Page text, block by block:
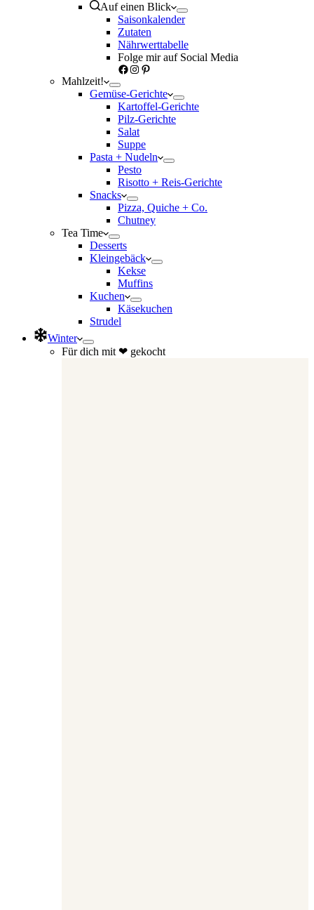
Auf einen Blick
Saisonkalender
Zutaten
Nährwerttabelle
Folge mir auf Social Media
Facebook
Instagram
Pinterest
Mahlzeit!
Gemüse-Gerichte
Kartoffel-Gerichte
Pilz-Gerichte
Salat
Suppe
Pasta + Nudeln
Pesto
Risotto + Reis-Gerichte
Snacks
Pizza, Quiche + Co.
Chutney
Tea Time
Desserts
Kleingebäck
Kekse
Muffins
Kuchen
Käsekuchen
Strudel
Winter
Für dich mit ❤ gekocht